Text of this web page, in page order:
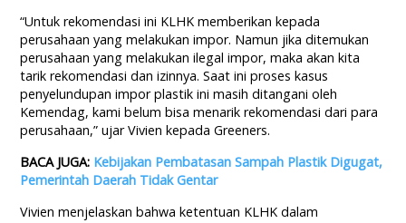
“Untuk rekomendasi ini KLHK memberikan kepada
perusahaan yang melakukan impor. Namun jika ditemukan
perusahaan yang melakukan ilegal impor, maka akan kita
tarik rekomendasi dan izinnya. Saat ini proses kasus
penyelundupan impor plastik ini masih ditangani oleh
Kemendag, kami belum bisa menarik rekomendasi dari para
perusahaan,” ujar Vivien kepada Greeners.
BACA JUGA: Kebijakan Pembatasan Sampah Plastik Digugat,
Pemerintah Daerah Tidak Gentar
Vivien menjelaskan bahwa ketentuan KLHK dalam